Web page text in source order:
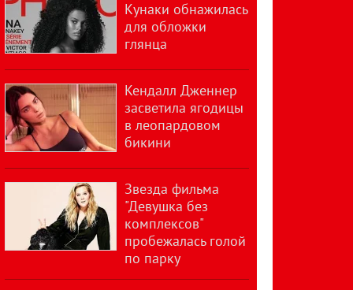
Кунаки обнажилась
для обложки
глянца
Кендалл Дженнер
засветила ягодицы
в леопардовом
бикини
Звезда фильма
"Девушка без
комплексов"
пробежалась голой
по парку